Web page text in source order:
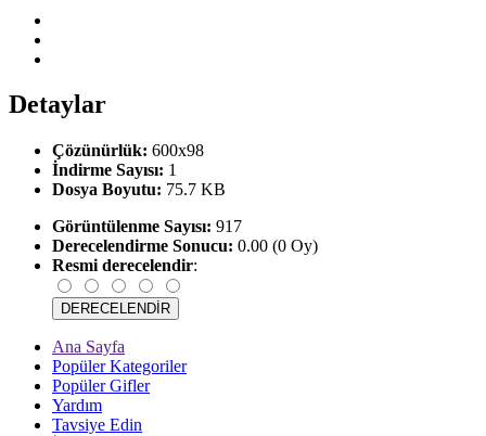
Detaylar
Çözünürlük: 600x98
İndirme Sayısı: 1
Dosya Boyutu: 75.7 KB
Görüntülenme Sayısı: 917
Derecelendirme Sonucu: 0.00 (0 Oy)
Resmi derecelendir:
Ana Sayfa
Popüler Kategoriler
Popüler Gifler
Yardım
Tavsiye Edin